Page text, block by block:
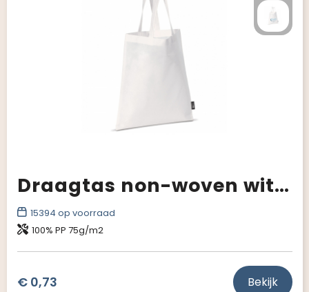
Draagtas non-woven wit 75g/m²
15394 op voorraad
100% PP 75g/m2
€ 0,73 Bekijk